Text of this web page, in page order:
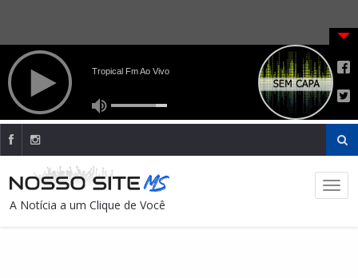
A Notícia a um Clique de Você